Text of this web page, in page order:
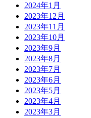
2024年1月
2023年12月
2023年11月
2023年10月
2023年9月
2023年8月
2023年7月
2023年6月
2023年5月
2023年4月
2023年3月